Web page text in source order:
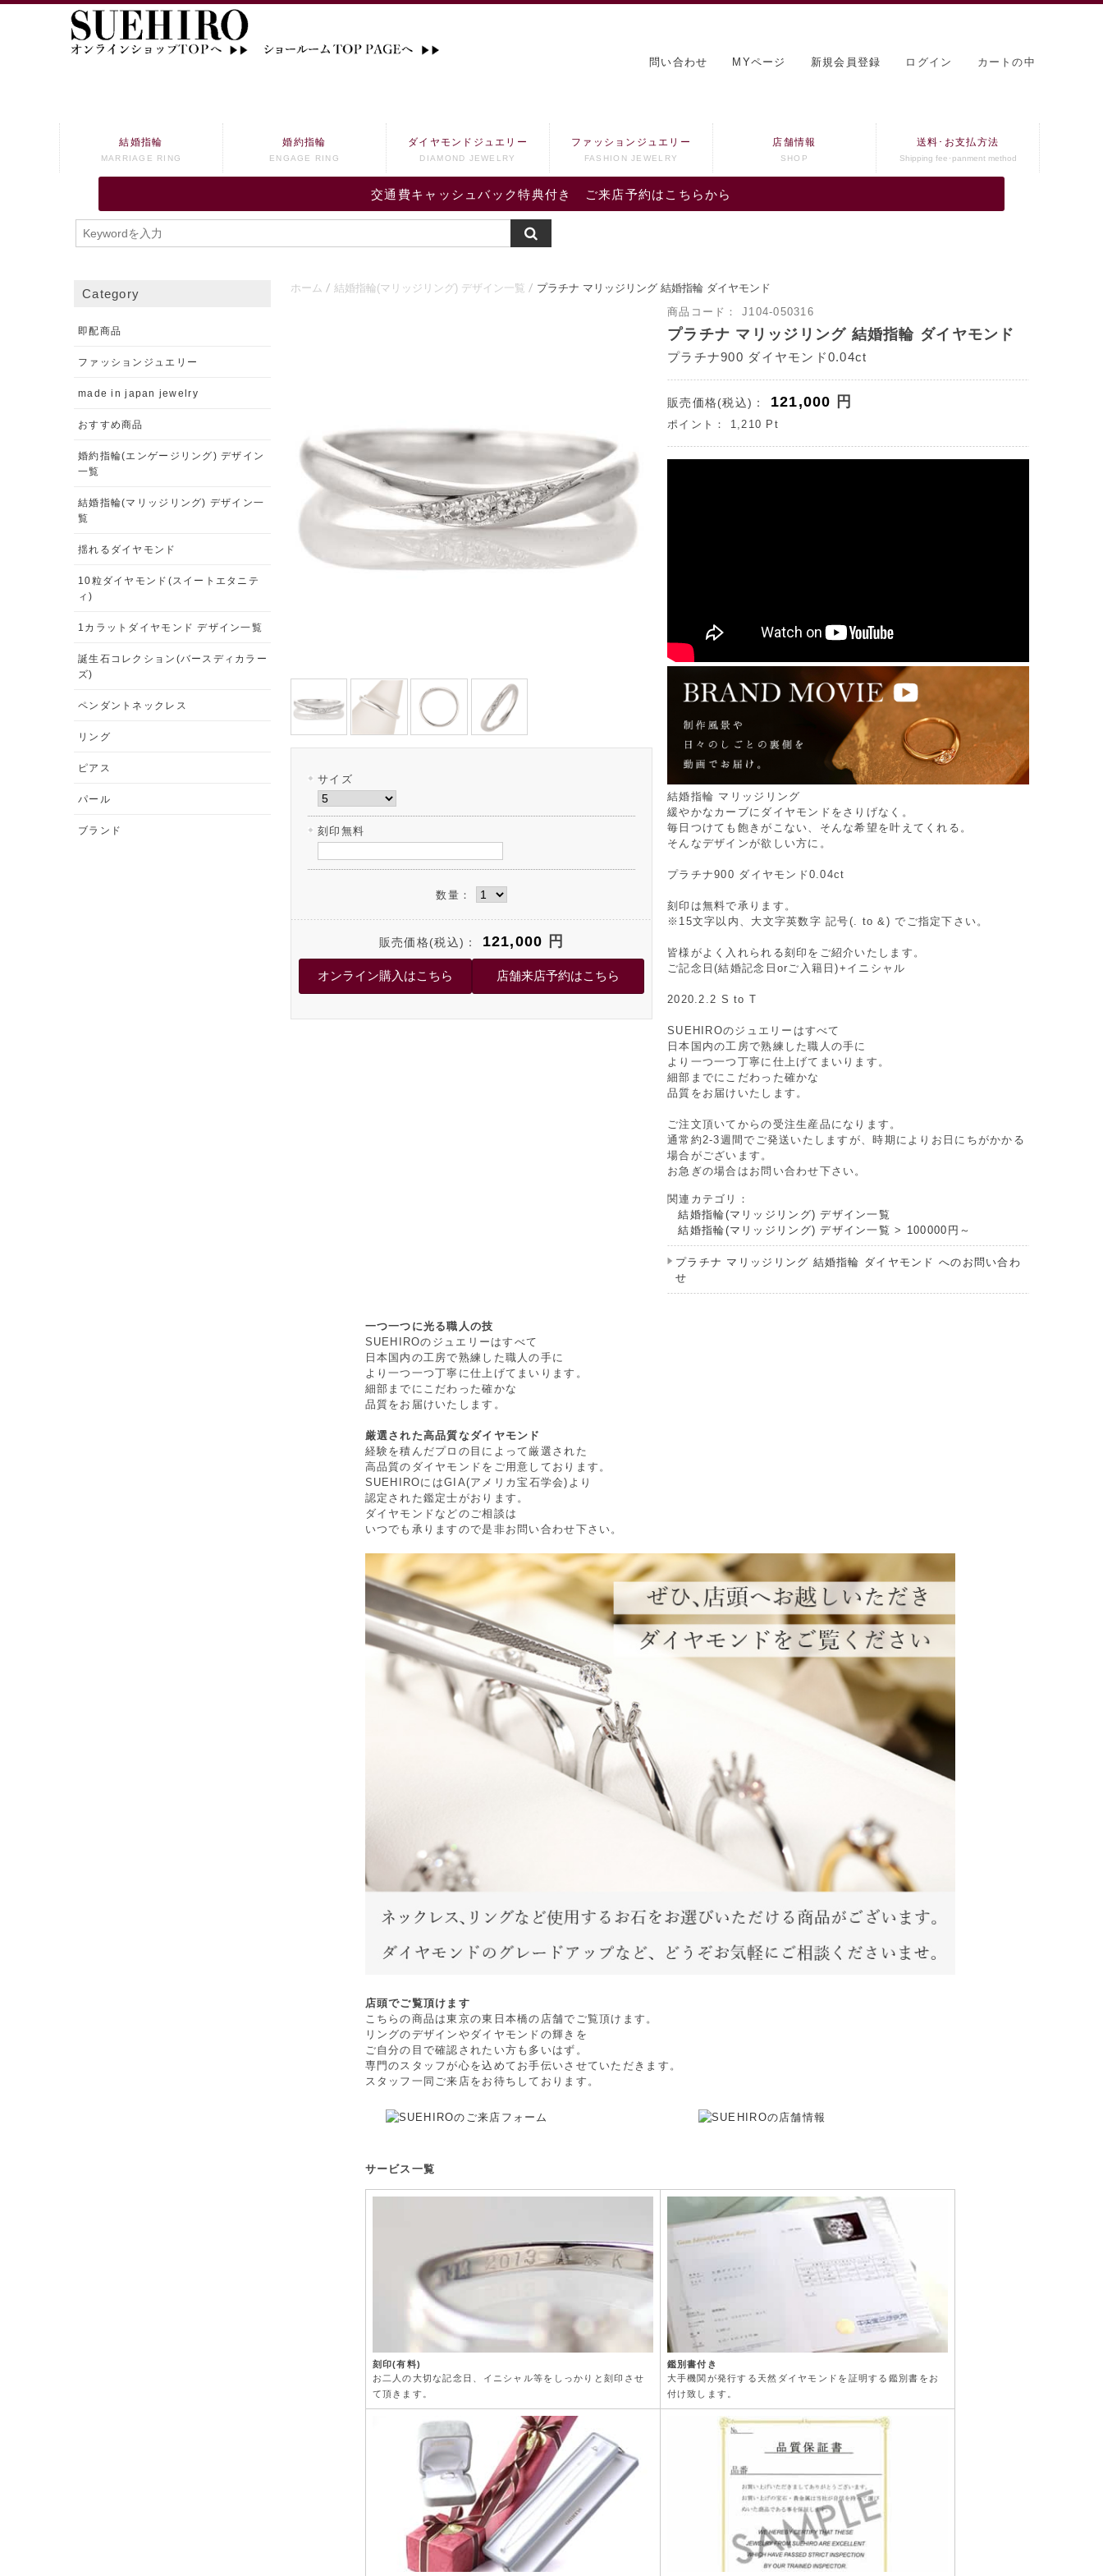
問い合わせ MYページ 新規会員登録 ログイン カートの中
交通費キャッシュバック特典付き ご来店予約はこちらから
結婚指輪
MARRIAGE RING
婚約指輪
ENGAGE RING
ダイヤモンドジュエリー
DIAMOND JEWELRY
ファッションジュエリー
FASHION JEWELRY
店舗情報
SHOP
送料･お支払方法
Shipping fee･panment method
ホーム 結婚指輪(マリッジリング) デザイン一覧 プラチナ マリッジリング 結婚指輪 ダイヤモンド
サイズ
刻印無料
数量：
販売価格(税込)： 121,000 円
商品コード： J104-050316
プラチナ マリッジリング 結婚指輪 ダイヤモンド
プラチナ900 ダイヤモンド0.04ct
販売価格(税込)： 121,000 円
ポイント： 1,210 Pt
結婚指輪 マリッジリング
緩やかなカーブにダイヤモンドをさりげなく。
毎日つけても飽きがこない、そんな希望を叶えてくれる。
そんなデザインが欲しい方に。
プラチナ900 ダイヤモンド0.04ct
刻印は無料で承ります。
※15文字以内、大文字英数字 記号(. to &) でご指定下さい。
皆様がよく入れられる刻印をご紹介いたします。
ご記念日(結婚記念日orご入籍日)+イニシャル
2020.2.2 S to T
SUEHIROのジュエリーはすべて
日本国内の工房で熟練した職人の手に
より一つ一つ丁寧に仕上げてまいります。
細部までにこだわった確かな
品質をお届けいたします。
ご注文頂いてからの受注生産品になります。
通常約2-3週間でご発送いたしますが、時期によりお日にちがかかる
場合がございます。
お急ぎの場合はお問い合わせ下さい。
関連カテゴリ：
結婚指輪(マリッジリング) デザイン一覧
結婚指輪(マリッジリング) デザイン一覧 > 100000円～
プラチナ マリッジリング 結婚指輪 ダイヤモンド へのお問い合わ
せ
一つ一つに光る職人の技
SUEHIROのジュエリーはすべて
日本国内の工房で熟練した職人の手に
より一つ一つ丁寧に仕上げてまいります。
細部までにこだわった確かな
品質をお届けいたします。
厳選された高品質なダイヤモンド
経験を積んだプロの目によって厳選された
高品質のダイヤモンドをご用意しております。
SUEHIROにはGIA(アメリカ宝石学会)より
認定された鑑定士がおります。
ダイヤモンドなどのご相談は
いつでも承りますので是非お問い合わせ下さい。
店頭でご覧頂けます
こちらの商品は東京の東日本橋の店舗でご覧頂けます。
リングのデザインやダイヤモンドの輝きを
ご自分の目で確認されたい方も多いはず。
専門のスタッフが心を込めてお手伝いさせていただきます。
スタッフ一同ご来店をお待ちしております。
サービス一覧
刻印(有料)
お二人の大切な記念日、イニシャル等をしっかりと刻印させ
て頂きます。
鑑別書付き
大手機関が発行する天然ダイヤモンドを証明する鑑別書をお
付け致します。
Category
即配商品
ファッションジュエリー
made in japan jewelry
おすすめ商品
婚約指輪(エンゲージリング) デザイン
一覧
結婚指輪(マリッジリング) デザイン一
覧
揺れるダイヤモンド
10粒ダイヤモンド(スイートエタニテ
ィ)
1カラットダイヤモンド デザイン一覧
誕生石コレクション(バースディカラー
ズ)
ペンダントネックレス
リング
ピアス
パール
ブランド